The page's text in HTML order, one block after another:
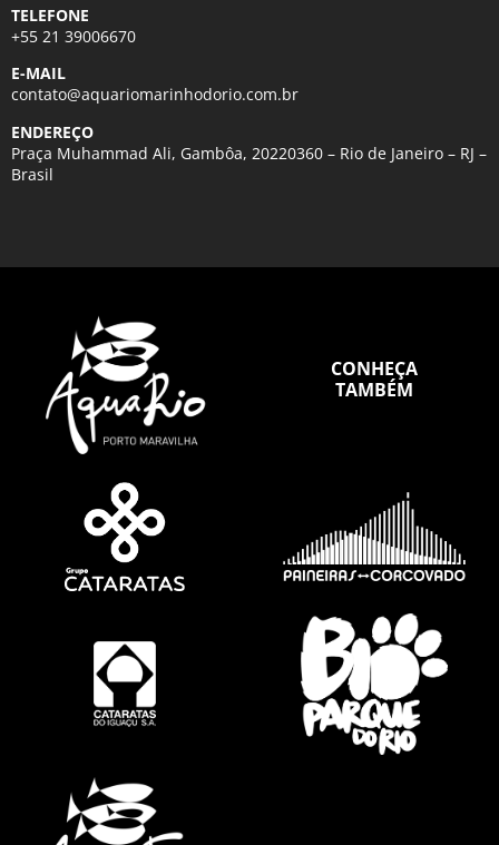
TELEFONE
+55 21 39006670
E-MAIL
contato@aquariomarinhodorio.com.br
ENDEREÇO
Praça Muhammad Ali, Gambôa, 20220360 – Rio de Janeiro – RJ –
Brasil
CONHEÇA
TAMBÉM